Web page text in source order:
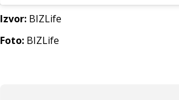
Izvor: BIZLife
Foto: BIZLife